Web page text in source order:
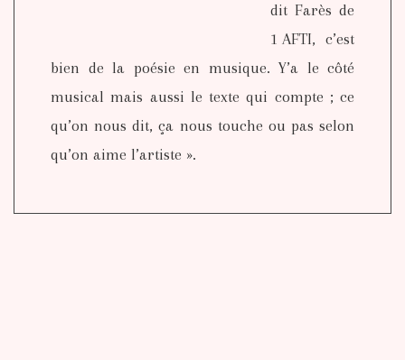
dit Farès de
1 AFTI, c’est
bien de la poésie en musique. Y’a le côté
musical mais aussi le texte qui compte ; ce
qu’on nous dit, ça nous touche ou pas selon
qu’on aime l’artiste ».